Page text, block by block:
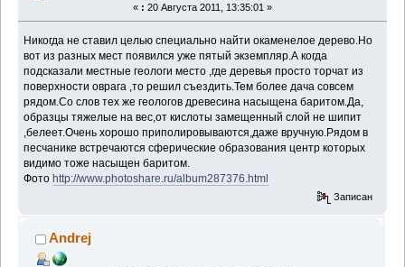
« : 20 Августа 2011, 13:35:01 »
Никогда не ставил целью специально найти окаменелое дерево.Но
вот из разных мест появился уже пятый экземпляр.А когда
подсказали местные геологи место ,где деревья просто торчат из
поверхности оврага ,то решил съездить.Тем более дача совсем
рядом.Со слов тех же геологов древесина насыщена баритом.Да,
образцы тяжелые на вес,от кислоты замещенный слой не шипит
,белеет.Очень хорошо приполировываются,даже вручную.Рядом в
песчанике встречаются сферические образования центр которых
видимо тоже насыщен баритом.
Фотоhttp://www.photoshare.ru/album287376.html
Записан
Andrej